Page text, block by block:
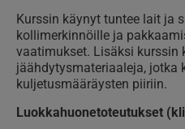
Kurssin käynyt tuntee lait ja
kollimerkinnöille ja
vaatimukset. Lisäksi kurssin
jäähdytysmateriaaleja, jotka
kuljetusmääräysten piiriin.
Luokkahuonetoteutukset